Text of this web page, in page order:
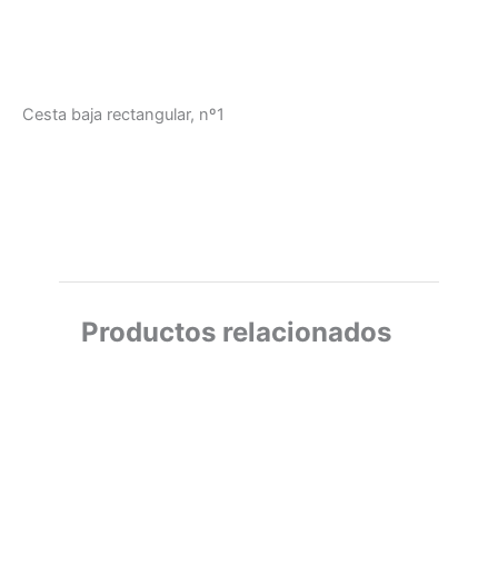
Cesta baja rectangular, nº1
Productos relacionados